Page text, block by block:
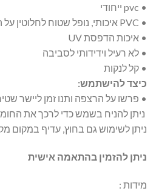
• pvc ייחודי
• PVC איכותי, נופל שטוח לחלוטין על הרצפה
• איכות הדפסת UV
• לא רעיל וידידותי לסביבה
• קל לנקות
כיצד להישתמש:
• פרשו על הרצפה ותנו זמן ליישר
ניתן להניח בשמש כדי לרכך את
ניתן לשימוש גם בחוץ, עדיף במקום
ניתן להזמין בהתאמה אישית
מידות :